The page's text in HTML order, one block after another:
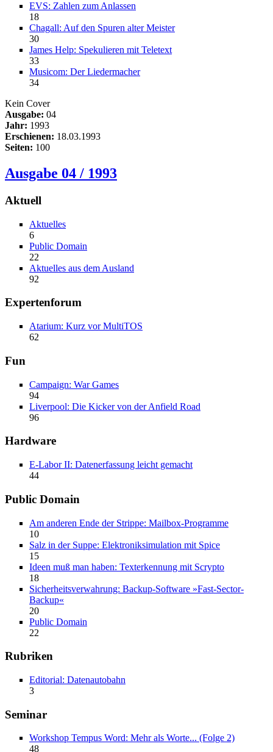
EVS: Zahlen zum Anlassen
18
Chagall: Auf den Spuren alter Meister
30
James Help: Spekulieren mit Teletext
33
Musicom: Der Liedermacher
34
Kein Cover
Ausgabe: 04
Jahr: 1993
Erschienen: 18.03.1993
Seiten: 100
Ausgabe 04 / 1993
Aktuell
Aktuelles
6
Public Domain
22
Aktuelles aus dem Ausland
92
Expertenforum
Atarium: Kurz vor MultiTOS
62
Fun
Campaign: War Games
94
Liverpool: Die Kicker von der Anfield Road
96
Hardware
E-Labor II: Datenerfassung leicht gemacht
44
Public Domain
Am anderen Ende der Strippe: Mailbox-Programme
10
Salz in der Suppe: Elektroniksimulation mit Spice
15
Ideen muß man haben: Texterkennung mit Scrypto
18
Sicherheitsverwahrung: Backup-Software »Fast-Sector-
Backup«
20
Public Domain
22
Rubriken
Editorial: Datenautobahn
3
Seminar
Workshop Tempus Word: Mehr als Worte... (Folge 2)
48